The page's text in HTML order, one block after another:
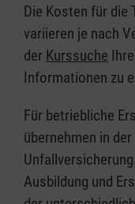
Die Kosten für die
variieren je nach
der Kurssuche
Informationen zu
Für betriebliche
übernehmen in
Ausbildung und